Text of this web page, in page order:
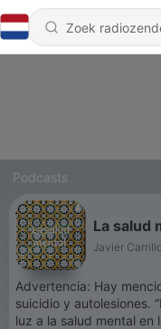
Podcasts
La salud
Javier
Advertencia: Hay
suicidio y autolesiones.
luz a la salud mental